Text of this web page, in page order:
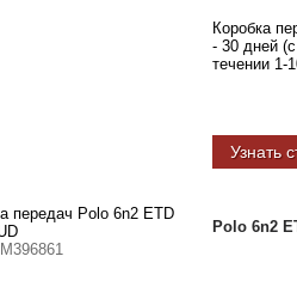
Коробка
- 30 дней
течении 1-
Узнать
Polo 6n2